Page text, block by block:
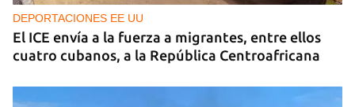
DEPORTACIONES EE UU
El ICE envía a la fuerza a migrantes, entre ellos
cuatro cubanos, a la República Centroafricana